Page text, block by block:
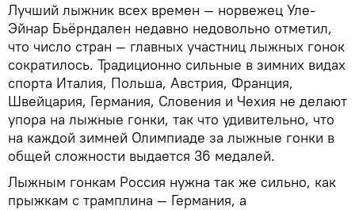
Лучший лыжник всех времен — норвежец Уле-
Эйнар Бьёрндален недавно недовольно отметил,
что число стран — главных участниц лыжных гонок
сократилось. Традиционно сильные в зимних видах
спорта Италия, Польша, Австрия, Франция,
Швейцария, Германия, Словения и Чехия не делают
упора на лыжные гонки, так что удивительно, что
на каждой зимней Олимпиаде за лыжные гонки в
общей сложности выдается 36 медалей.
Лыжным гонкам Россия нужна так же сильно, как
прыжкам с трамплина — Германия, а